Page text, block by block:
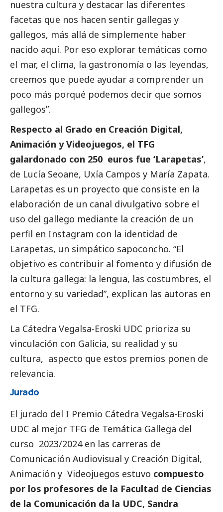
nuestra cultura y destacar las diferentes
facetas que nos hacen sentir gallegas y
gallegos, más allá de simplemente haber
nacido aquí. Por eso explorar temáticas como
el mar, el clima, la gastronomía o las leyendas,
creemos que puede ayudar a comprender un
poco más porqué podemos decir que somos
gallegos”.
Respecto al Grado en Creación Digital,
Animación y Videojuegos, el TFG
galardonado con 250 euros fue ‘Larapetas’,
de Lucía Seoane, Uxía Campos y María Zapata.
Larapetas es un proyecto que consiste en la
elaboración de un canal divulgativo sobre el
uso del gallego mediante la creación de un
perfil en Instagram con la identidad de
Larapetas, un simpático sapoconcho. “El
objetivo es contribuir al fomento y difusión de
la cultura gallega: la lengua, las costumbres, el
entorno y su variedad”, explican las autoras en
el TFG.
La Cátedra Vegalsa-Eroski UDC prioriza su
vinculación con Galicia, su realidad y su
cultura, aspecto que estos premios ponen de
relevancia.
Jurado
El jurado del I Premio Cátedra Vegalsa-Eroski
UDC al mejor TFG de Temática Gallega del
curso 2023/2024 en las carreras de
Comunicación Audiovisual y Creación Digital,
Animación y Videojuegos estuvo compuesto
por los profesores de la Facultad de Ciencias
de la Comunicación da la UDC, Sandra